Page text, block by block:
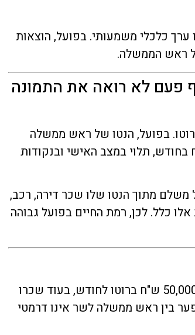
כלכלי משמעותי. בפועל, הוצאות
ראש הממשלה.
פעם לא רואה את התמונה
בפועל, הנטו של ראש ממשלה
יכול לעמוד על כ-30,000 עד 35,000 ש"ח בחודש, תלוי במצב האישי ובנקודות
משלם מתוך הנטו שלו שכר דירה, רכב,
כלל. לכן, רמת החיים בפועל גבוהה
לשם פרופורציה, שכרו של שר בממשלה עומד על כ-50,000 ש"ח ברוטו לחודש, בעוד שכרו
ברוטו. כלומר, הפער בין ראש ממשלה לשר אינו דרמטי